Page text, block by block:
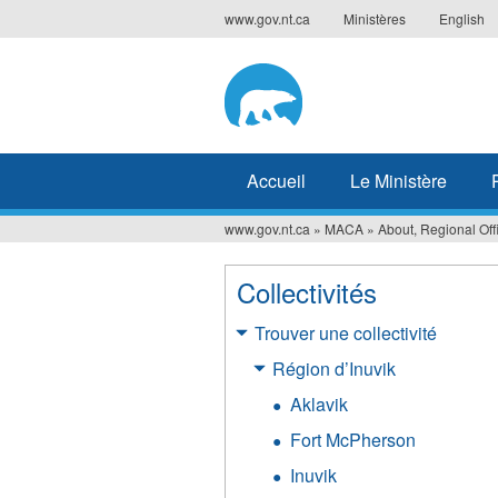
to
www.gov.nt.ca Ministères English
Accueil Le Ministère
Vous
êtes
ici
www.gov.nt.ca » MACA » About, Regional
Collectivités
Trouver une collectivité
Région d’Inuvik
Aklavik
Fort McPherson
Inuvik